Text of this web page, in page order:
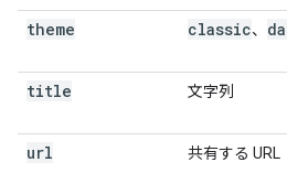
theme classic、
title 文字列
url 共有する URL